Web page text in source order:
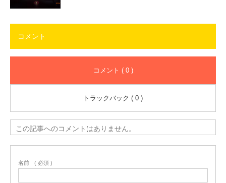
コメント
コメント ( 0 )
トラックバック ( 0 )
この記事へのコメントはありません。
名前 ( 必須 )